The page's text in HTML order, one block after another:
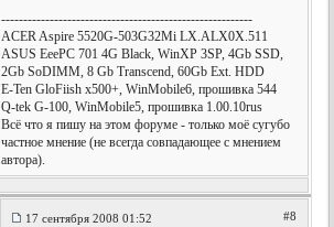
---------------------------------------------------------
ACER Aspire 5520G-503G32Mi LX.ALX0X.511
ASUS EeePC 701 4G Black, WinXP 3SP, 4Gb SSD,
2Gb SoDIMM, 8 Gb Transcend, 60Gb Ext. HDD
E-Ten GloFiish x500+, WinMobile6, прошивка 544
Q-tek G-100, WinMobile5, прошивка 1.00.10rus
Всё что я пишу на этом форуме - только моё сугубо
частное мнение (не всегда совпадающее с мнением
автора).
17 сентября 2008 01:52 #8